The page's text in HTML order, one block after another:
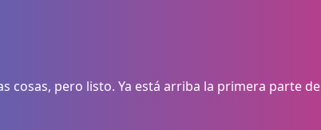
pero listo. Ya está arriba la primera parte de